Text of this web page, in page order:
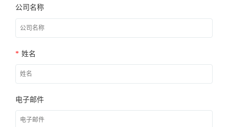
公司名称
* 姓名
电子邮件